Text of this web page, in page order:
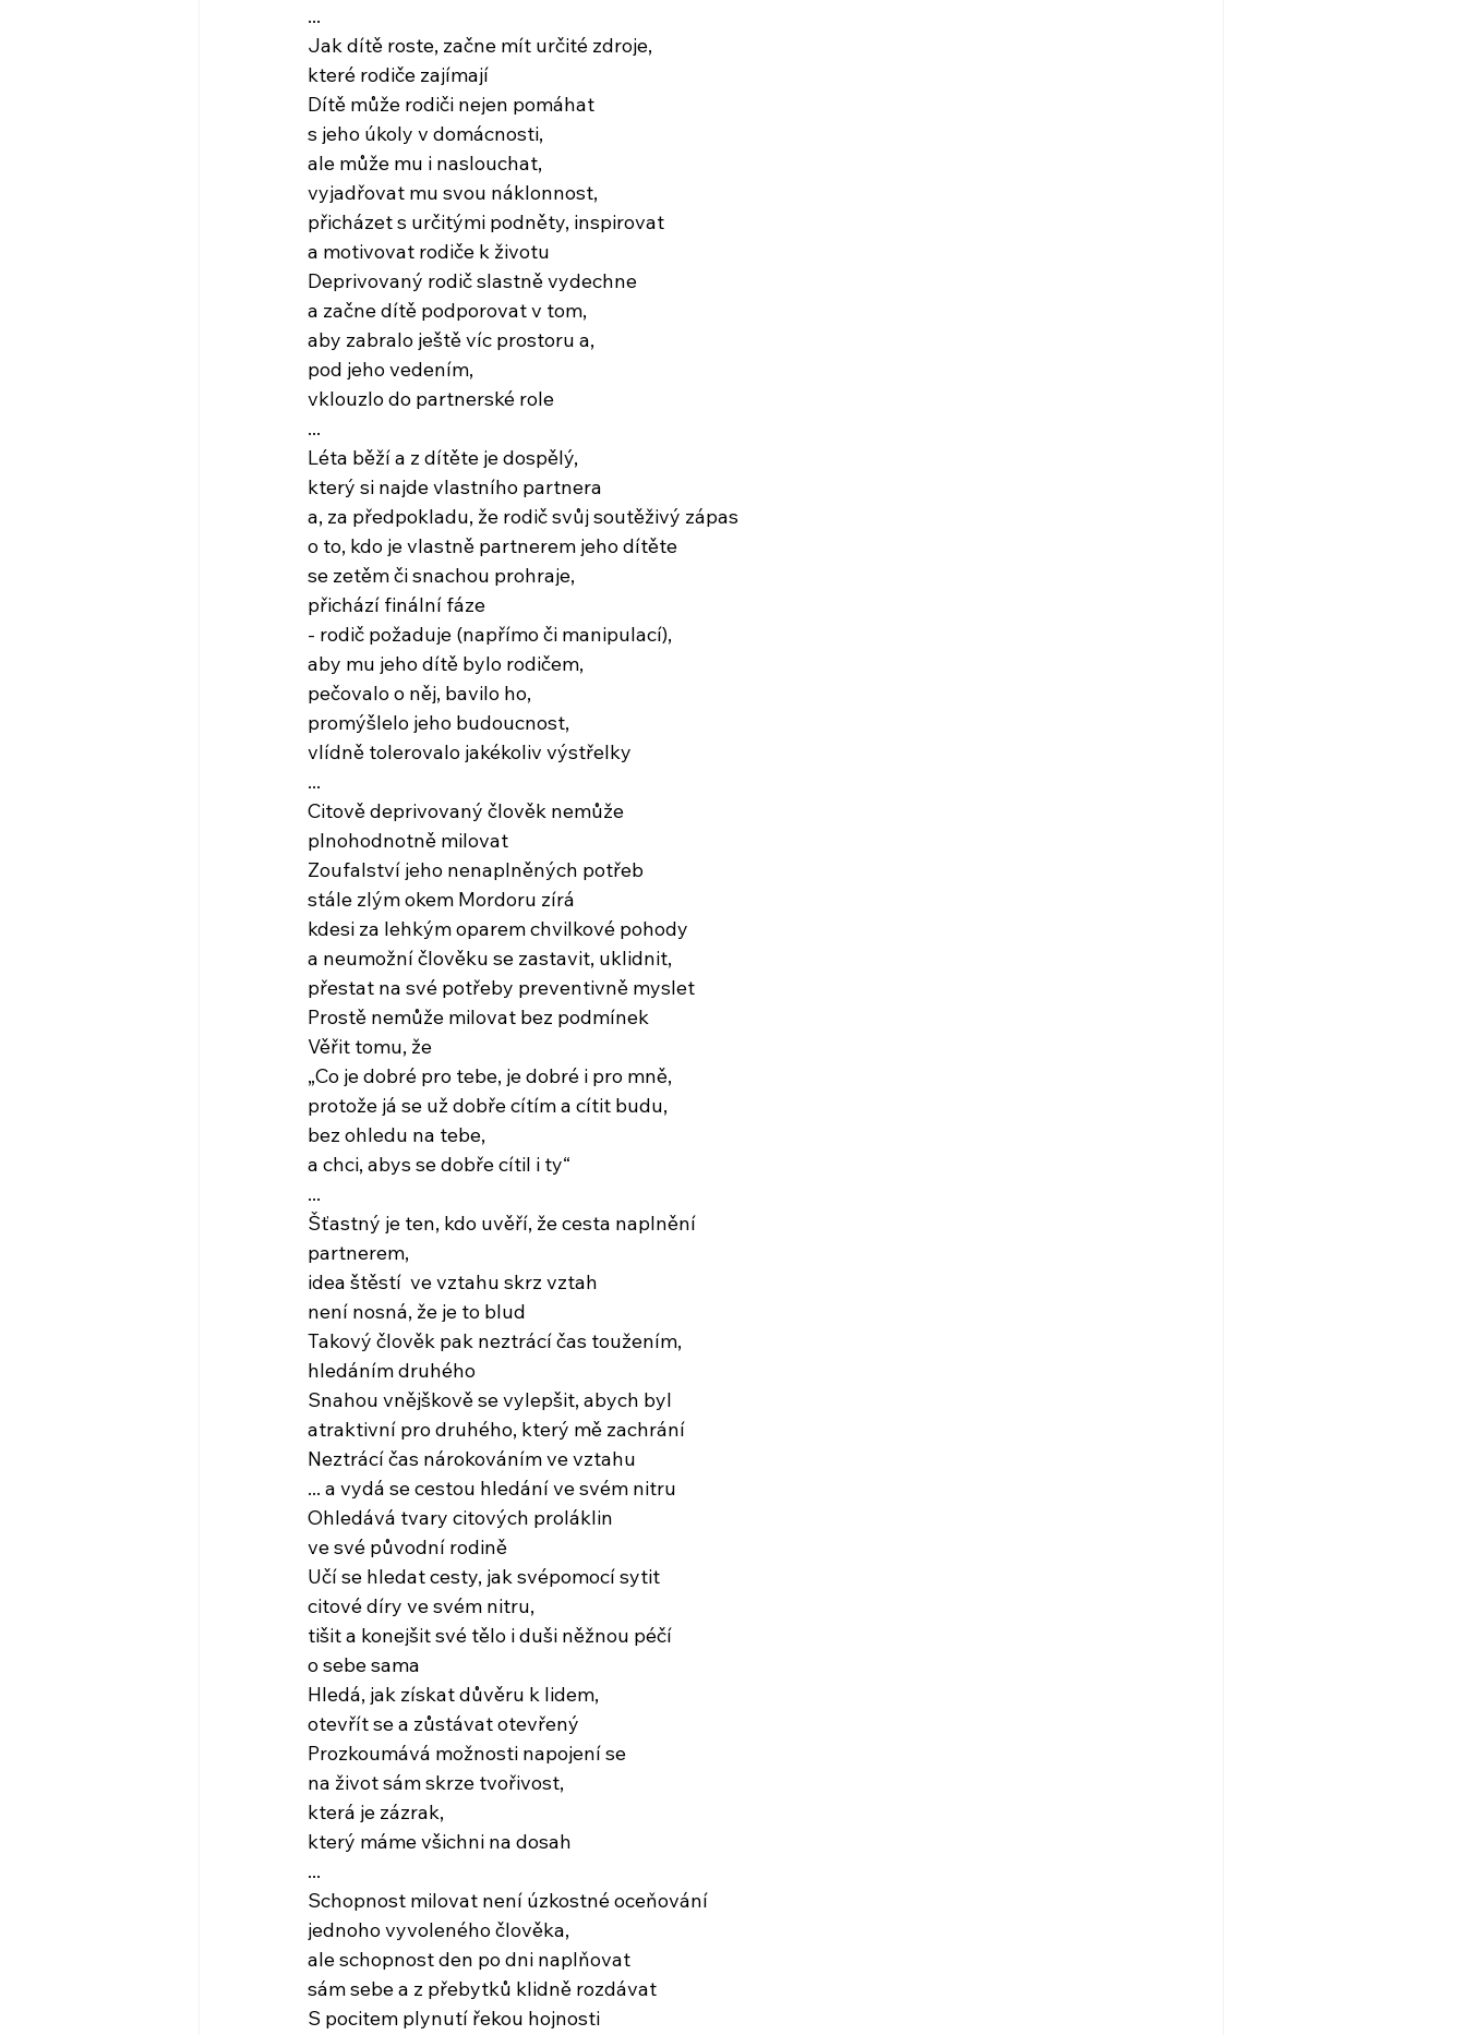
...
Jak dítě roste, začne mít určité zdroje,
které rodiče zajímají
Dítě může rodiči nejen pomáhat
s jeho úkoly v domácnosti,
ale může mu i naslouchat,
vyjadřovat mu svou náklonnost,
přicházet s určitými podněty, inspirovat
a motivovat rodiče k životu
Deprivovaný rodič slastně vydechne
a začne dítě podporovat v tom,
aby zabralo ještě víc prostoru a,
pod jeho vedením,
vklouzlo do partnerské role
...
Léta běží a z dítěte je dospělý,
který si najde vlastního partnera
a, za předpokladu, že rodič svůj soutěživý zápas
o to, kdo je vlastně partnerem jeho dítěte
se zetěm či snachou prohraje,
přichází finální fáze
- rodič požaduje (napřímo či manipulací),
aby mu jeho dítě bylo rodičem,
pečovalo o něj, bavilo ho,
promýšlelo jeho budoucnost,
vlídně tolerovalo jakékoliv výstřelky
...
Citově deprivovaný člověk nemůže
plnohodnotně milovat
Zoufalství jeho nenaplněných potřeb
stále zlým okem Mordoru zírá
kdesi za lehkým oparem chvilkové pohody
a neumožní člověku se zastavit, uklidnit,
přestat na své potřeby preventivně myslet
Prostě nemůže milovat bez podmínek
Věřit tomu, že
„Co je dobré pro tebe, je dobré i pro mně,
protože já se už dobře cítím a cítit budu,
bez ohledu na tebe,
a chci, abys se dobře cítil i ty“
...
Šťastný je ten, kdo uvěří, že cesta naplnění
partnerem,
idea štěstí  ve vztahu skrz vztah
není nosná, že je to blud
Takový člověk pak neztrácí čas toužením,
hledáním druhého
Snahou vnějškově se vylepšit, abych byl
atraktivní pro druhého, který mě zachrání
Neztrácí čas nárokováním ve vztahu
... a vydá se cestou hledání ve svém nitru
Ohledává tvary citových proláklin
ve své původní rodině
Učí se hledat cesty, jak svépomocí sytit
citové díry ve svém nitru,
tišit a konejšit své tělo i duši něžnou péčí
o sebe sama
Hledá, jak získat důvěru k lidem,
otevřít se a zůstávat otevřený
Prozkoumává možnosti napojení se
na život sám skrze tvořivost,
která je zázrak,
který máme všichni na dosah
...
Schopnost milovat není úzkostné oceňování
jednoho vyvoleného člověka,
ale schopnost den po dni naplňovat
sám sebe a z přebytků klidně rozdávat
S pocitem plynutí řekou hojnosti